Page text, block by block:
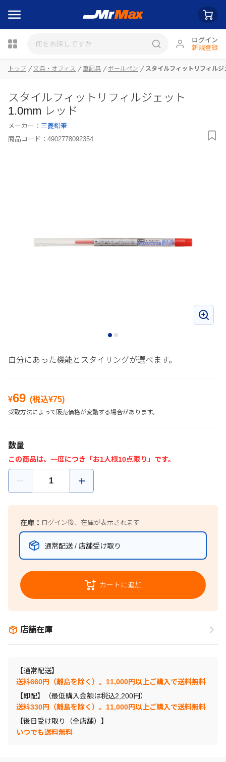
ログイン
新規登録
瓶詰
トップ 文具・オフィス 筆記具 ボールペン スタイルフィットリフィル
スタイルフィットリフィルジェット
1.0mm レッド
メーカー： 三菱鉛筆
商品コード： 4902778092354
自分にあった機能とスタイリングが選べます。
¥69 (税込¥75)
受取方法によって販売価格が変動する場合があります。
数量
この商品は、一度につき「お1人様10点限り」です。
在庫： ログイン後、在庫が表示されます
通常配送 / 店舗受け取り
カートに追加
店舗在庫
【通常配送】
送料660円（離島を除く）。11,000円以上ご購入で送料無料
【即配】（最低購入金額は税込2,200円）
送料330円（離島を除く）。11,000円以上ご購入で送料無料
【後日受け取り（全店舗）】
いつでも送料無料